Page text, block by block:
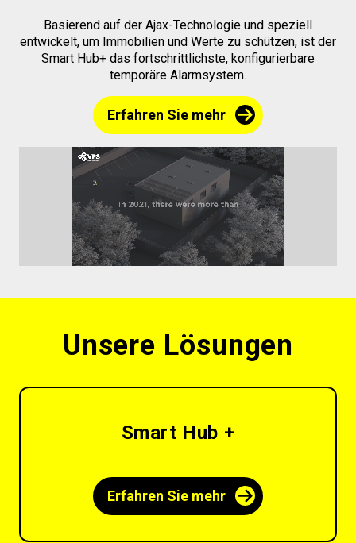
Basierend auf der Ajax-Technologie und speziell
entwickelt, um Immobilien und Werte zu schützen, ist der
Smart Hub+ das fortschrittlichste, konfigurierbare
temporäre Alarmsystem.
Erfahren Sie mehr
Unsere Lösungen
Smart Hub +
Erfahren Sie mehr